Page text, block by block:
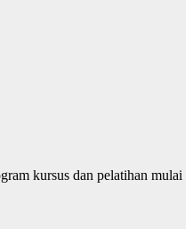
kursus dan pelatihan mulai